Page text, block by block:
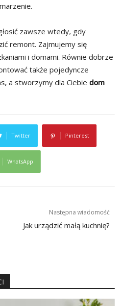
zawsze wtedy, gdy
remont. Zajmujemy się
i domami. Równie dobrze
także pojedyncze
a stworzymy dla Ciebie dom
Twitter Pinterest
WhatsApp
Następna wiadomość
Jak urządzić małą kuchnię?